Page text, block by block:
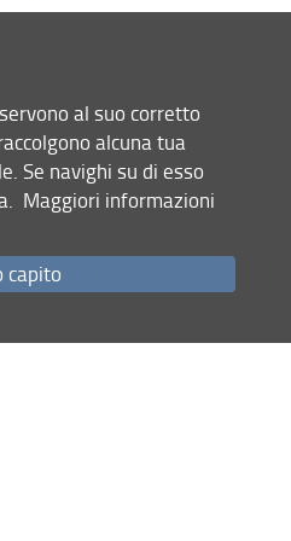
ultimo aggiornamento
08.07.2026
al suo corretto
alcuna tua
Se navighi su di esso
Maggiori informazioni
capito